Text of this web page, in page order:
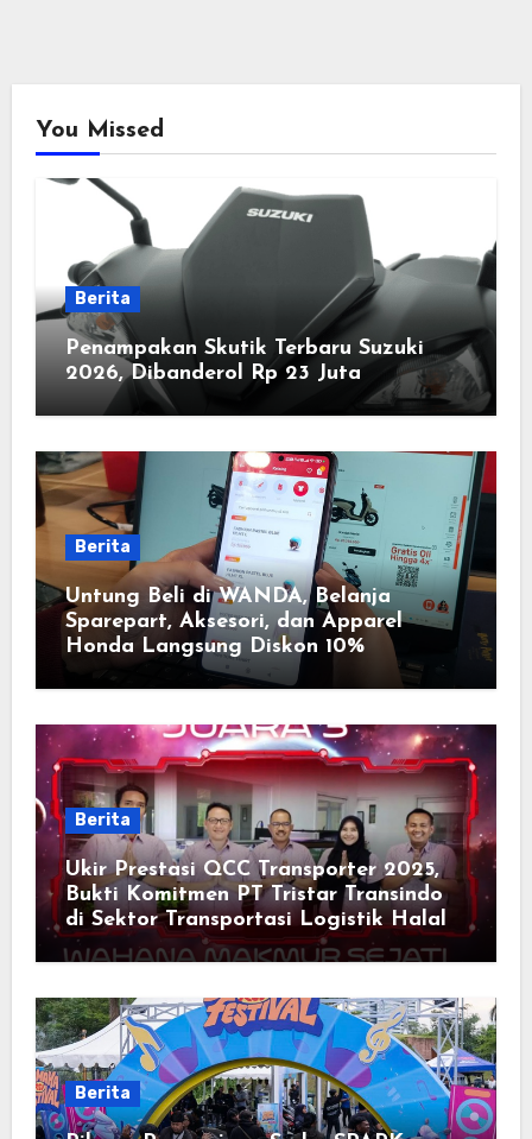
You Missed
Berita
Penampakan Skutik Terbaru Suzuki
2026, Dibanderol Rp 23 Juta
Berita
Untung Beli di WANDA, Belanja
Sparepart, Aksesori, dan Apparel
Honda Langsung Diskon 10%
Berita
Ukir Prestasi QCC Transporter 2025,
Bukti Komitmen PT Tristar Transindo
di Sektor Transportasi Logistik Halal
Berita